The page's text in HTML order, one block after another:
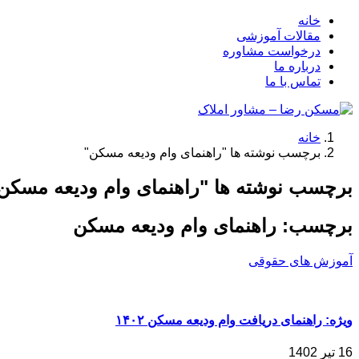
خانه
مقالات آموزشی
درخواست مشاوره
درباره ما
تماس با ما
خانه
برچسب نوشته ها "راهنمای وام ودیعه مسکن"
برچسب نوشته ها "راهنمای وام ودیعه
برچسب: راهنمای وام ودیعه مسکن
آموزش های حقوقی
ویژه: راهنمای دریافت وام ودیعه مسکن ۱۴۰۲
16 تیر 1402